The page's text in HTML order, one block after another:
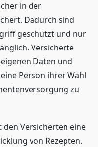
in der
Dadurch sind
geschützt und nur
Versicherte
Daten und
Person ihrer Wahl
zu
den Versicherten eine
von Rezepten.